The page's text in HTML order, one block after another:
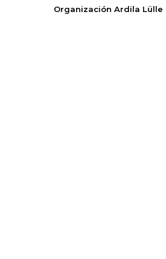
Organización Ardila Lülle